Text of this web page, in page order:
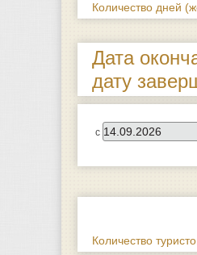
Количество дней
Дата
дату
с
Количество